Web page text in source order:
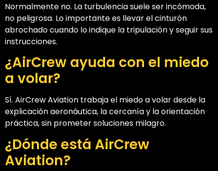
Normalmente no. La turbulencia suele ser incómoda,
no peligrosa. Lo importante es llevar el cinturón
abrochado cuando lo indique la tripulación y seguir sus
instrucciones.
¿AirCrew ayuda con el miedo
a volar?
Sí. AirCrew Aviation trabaja el miedo a volar desde la
explicación aeronáutica, la cercanía y la orientación
práctica, sin prometer soluciones milagro.
¿Dónde está AirCrew
Aviation?